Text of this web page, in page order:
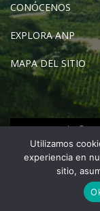
CONÓCENOS
EXPLORA ANP
MAPA DEL SITIO
Calle
Utilizamos
experiencia en
sitio,